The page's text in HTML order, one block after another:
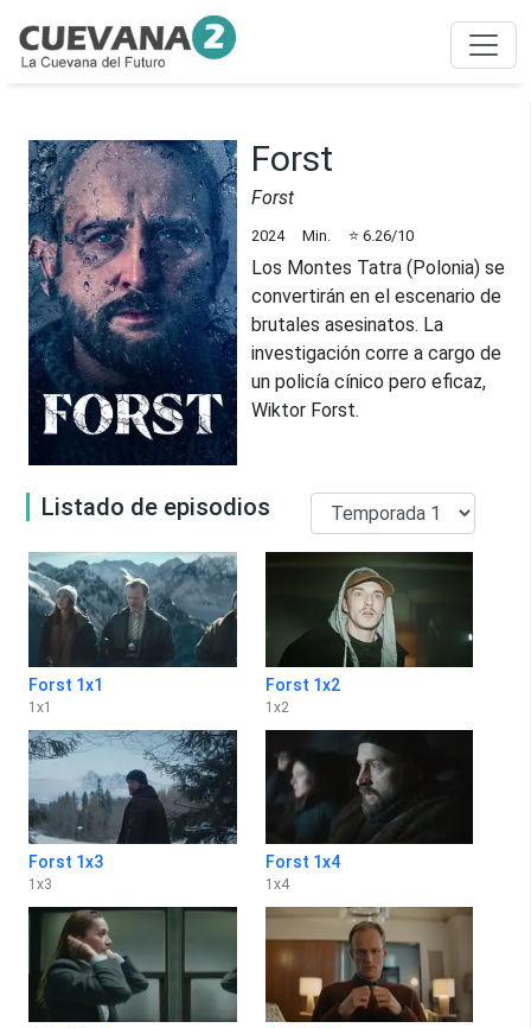
Forst
Forst
2024 Min. ⭐ 6.26/10
Los Montes Tatra (Polonia) se
convertirán en el escenario de
brutales asesinatos. La
investigación corre a cargo de
un policía cínico pero eficaz,
Wiktor Forst.
Listado de episodios
Forst 1x1
1 x1
Forst 1x2
1 x2
Forst 1x3
1 x3
Forst 1x4
1 x4